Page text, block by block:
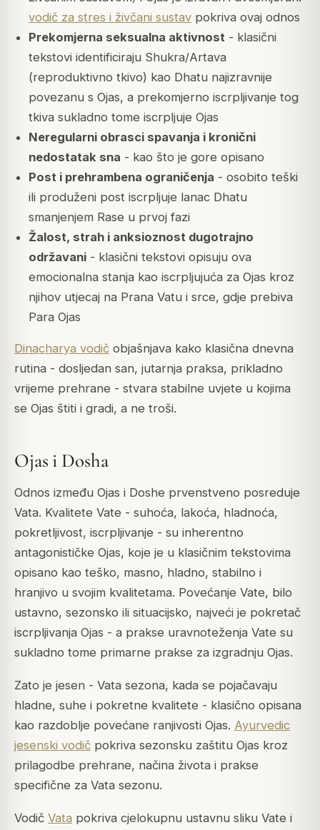
vodič za stres i živčani sustavpokriva ovaj odnos
Prekomjerna seksualna aktivnost - klasični
tekstovi identificiraju Shukra/Artava
(reproduktivno tkivo) kao Dhatu najizravnije
povezanu s Ojas, a prekomjerno iscrpljivanje tog
tkiva sukladno tome iscrpljuje Ojas
Neregularni obrasci spavanja i kronični
nedostatak sna - kao što je gore opisano
Post i prehrambena ograničenja - osobito teški
ili produženi post iscrpljuje lanac Dhatu
smanjenjem Rase u prvoj fazi
Žalost, strah i anksioznost dugotrajno
održavani- klasični tekstovi opisuju ova
emocionalna stanja kao iscrpljujuća za Ojas kroz
njihov utjecaj na Prana Vatu i srce, gdje prebiva
Para Ojas
Dinacharya vodič objašnjava kako klasična dnevna
rutina - dosljedan san, jutarnja praksa, prikladno
vrijeme prehrane - stvara stabilne uvjete u kojima
se Ojas štiti i gradi, a ne troši.
Ojas i Dosha
Odnos između Ojas i Doshe prvenstveno posreduje
Vata. Kvalitete Vate - suhoća, lakoća, hladnoća,
pokretljivost, iscrpljivanje - su inherentno
antagonističke Ojas, koje je u klasičnim tekstovima
opisano kao teško, masno, hladno, stabilno i
hranjivo u svojim kvalitetama. Povećanje Vate, bilo
ustavno, sezonsko ili situacijsko, najveći je pokretač
iscrpljivanja Ojas - a prakse uravnoteženja Vate su
sukladno tome primarne prakse za izgradnju Ojas.
Zato je jesen - Vata sezona, kada se pojačavaju
hladne, suhe i pokretne kvalitete - klasično opisana
kao razdoblje povećane ranjivosti Ojas. Ayurvedic
jesenski vodič pokriva sezonsku zaštitu Ojas kroz
prilagodbe prehrane, načina života i prakse
specifične za Vata sezonu.
Vodič Vata pokriva cjelokupnu ustavnu sliku Vate i